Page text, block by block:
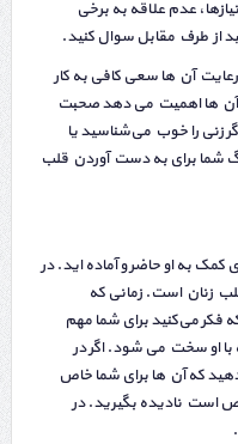
عدم علاقه به برخی
از طرف مقابل سوال کنید.
رعایت آن ها سعی کافی به کار
آن ها اهمیت می دهد صحبت
زنی را خوب می‌شناسید یا
شما برای به دست آوردن قلب
به او حاضر و آماده اید. در
زنان است. زمانی که
فکر می‌کنید برای شما مهم
او سخت می شود. اگر در
که آن ها برای شما خاص
است نادیده بگیرید. در